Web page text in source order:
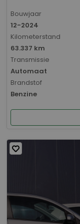
Bouwjaar
12-2024
Kilometerstand
63.337 km
Transmissie
Automaat
Brandstof
Benzine